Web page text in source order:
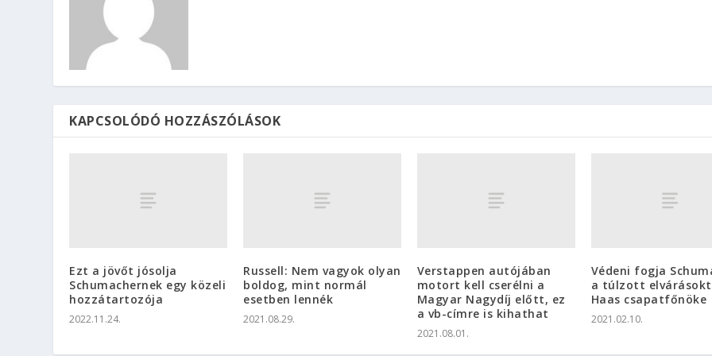
KAPCSOLÓDÓ HOZZÁSZÓLÁSOK
Ezt a jövőt jósolja
Schumachernek egy közeli
hozzátartozója
2022.11.24.
Russell: Nem vagyok olyan
boldog, mint normál
esetben lennék
2021.08.29.
Verstappen autójában
motort kell cserélni a
Magyar Nagydíj előtt, ez
a vb-címre is kihathat
2021.08.01.
Védeni fogja
a túlzott
Haas csapatfőnöke
2021.02.10.